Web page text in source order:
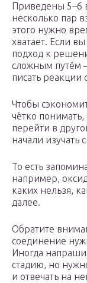
Приведены 5–6
несколько пар
этого нужно
хватает. Если
подход к
сложным путём
писать реакции
Чтобы
чётко понимать,
перейти в
начали изучать
То есть
например,
каких нельзя,
далее.
Обратите
соединение
Иногда
стадию, но
и отвечать на